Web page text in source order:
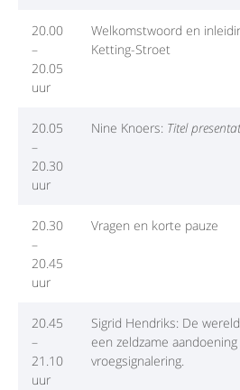
20.00
–
20.05
uur
Welkomstwoord en
Ketting-Stroet
20.05
–
20.30
uur
Nine Knoers: Titel
20.30
–
20.45
uur
Vragen en korte pauze
20.45
–
21.10
uur
Sigrid Hendriks: De
een zeldzame
vroegsignalering.